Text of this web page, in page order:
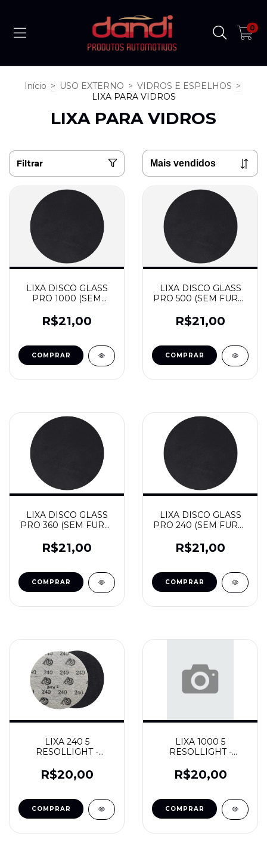
0
Início > USO EXTERNO > VIDROS E ESPELHOS >
LIXA PARA VIDROS
LIXA PARA VIDROS
Filtrar
LIXA DISCO GLASS
PRO 1000 (SEM
R$21,00
LIXA DISCO GLASS
PRO 500 (SEM FURO)
R$21,00
LIXA DISCO GLASS
PRO 360 (SEM FURO)
R$21,00
LIXA DISCO GLASS
PRO 240 (SEM FURO)
R$21,00
LIXA 240 5
RESOLLIGHT -
R$20,00
LIXA 1000 5
RESOLLIGHT -
R$20,00